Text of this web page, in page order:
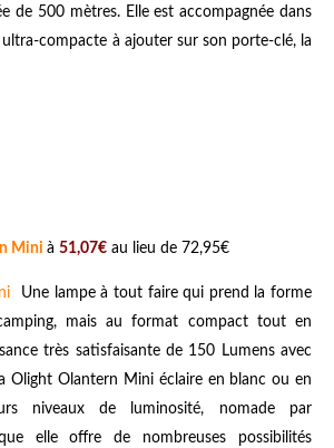
de 500 mètres. Elle est accompagnée dans
compacte à ajouter sur son porte-clé, la
Mini à 51,07€ au lieu de 72,95€
Une lampe à tout faire qui prend la forme
mais au format compact tout en
très satisfaisante de 150 Lumens avec
Olight Olantern Mini éclaire en blanc ou en
niveaux de luminosité, nomade par
elle offre de nombreuses possibilités